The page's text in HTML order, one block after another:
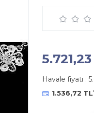
Havale fiyatı :
1.536,72 TL